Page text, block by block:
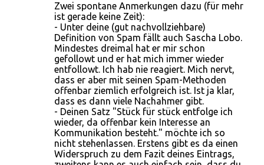
Zwei spontane Anmerkungen dazu (für mehr
ist gerade keine Zeit):
- Unter deine (gut nachvollziehbare)
Definition von Spam fällt auch Sascha Lobo.
Mindestes dreimal hat er mir schon
gefollowt und er hat mich immer wieder
entfollowt. Ich hab nie reagiert. Mich nervt,
dass er aber mit seinen Spam-Methoden
offenbar ziemlich erfolgreich ist. Ist ja klar,
dass es dann viele Nachahmer gibt.
- Deinen Satz "Stück für stück entfolge ich
wieder, da offenbar kein Interesse an
Kommunikation besteht." möchte ich so
nicht stehenlassen. Erstens gibt es da einen
Widerspruch zu dem Fazit deines Eintrags,